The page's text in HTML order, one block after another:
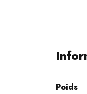
Poids